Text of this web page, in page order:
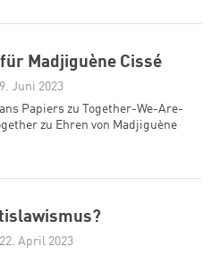
Madjiguène Cissé
Juni 2023
Papiers zu Together-We-Are-
zu Ehren von Madjiguène
April 2023